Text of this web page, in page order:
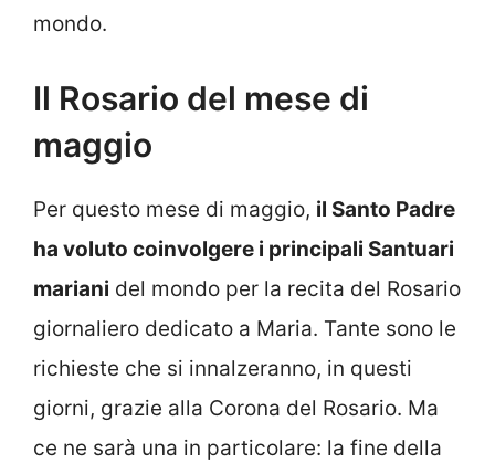
mondo.
Il Rosario del mese di
maggio
Per questo mese di maggio, il Santo Padre
ha voluto coinvolgere i principali Santuari
mariani del mondo per la recita del Rosario
giornaliero dedicato a Maria. Tante sono le
richieste che si innalzeranno, in questi
giorni, grazie alla Corona del Rosario. Ma
ce ne sarà una in particolare: la fine della